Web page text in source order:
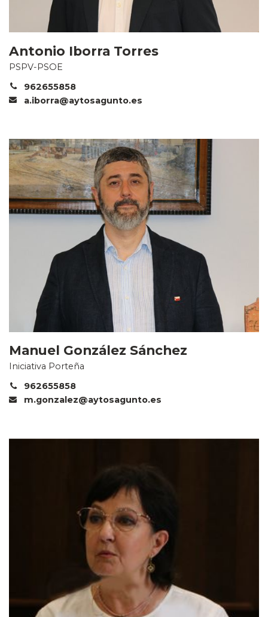
Antonio Iborra Torres
PSPV-PSOE
962655858
a.iborra@aytosagunto.es
Manuel González Sánchez
Iniciativa Porteña
962655858
m.gonzalez@aytosagunto.es